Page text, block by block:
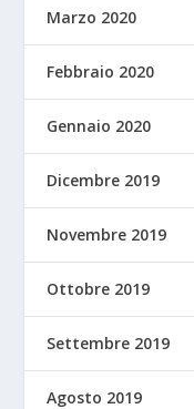
Marzo 2020
Febbraio 2020
Gennaio 2020
Dicembre 2019
Novembre 2019
Ottobre 2019
Settembre 2019
Agosto 2019